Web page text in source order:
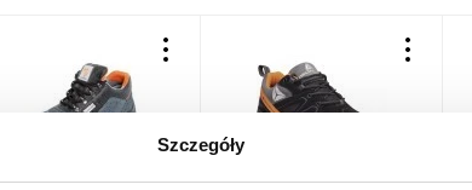
Szczegóły